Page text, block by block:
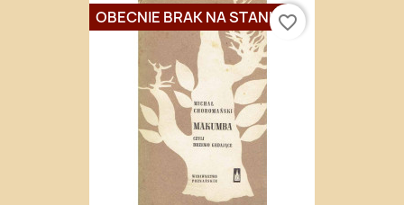
OBECNIE BRAK NA STANIEfavorite_border